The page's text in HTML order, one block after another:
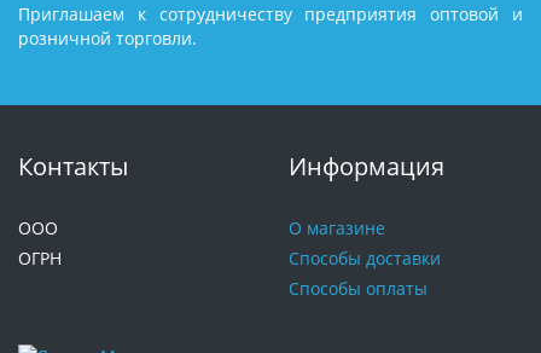
Приглашаем к сотрудничеству предприятия оптовой и
розничной торговли.
Контакты
ООО
ОГРН
Информация
О магазине
Способы доставки
Способы оплаты